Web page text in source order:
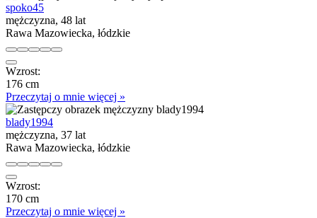
spoko45
mężczyzna, 48 lat
Rawa Mazowiecka, łódzkie
Wzrost:
176 cm
Przeczytaj o mnie więcej »
blady1994
mężczyzna, 37 lat
Rawa Mazowiecka, łódzkie
Wzrost:
170 cm
Przeczytaj o mnie więcej »